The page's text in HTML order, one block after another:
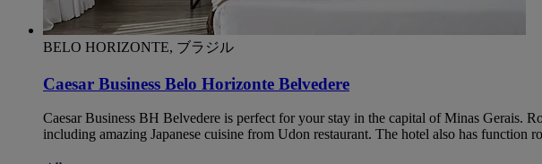
BELO HORIZONTE, ブラジル
Caesar Business Belo Horizonte Belvedere
Caesar Business BH Belvedere is perfect for your stay in the capital of Minas Gerais.
including amazing Japanese cuisine from Udon restaurant. The hotel also has function